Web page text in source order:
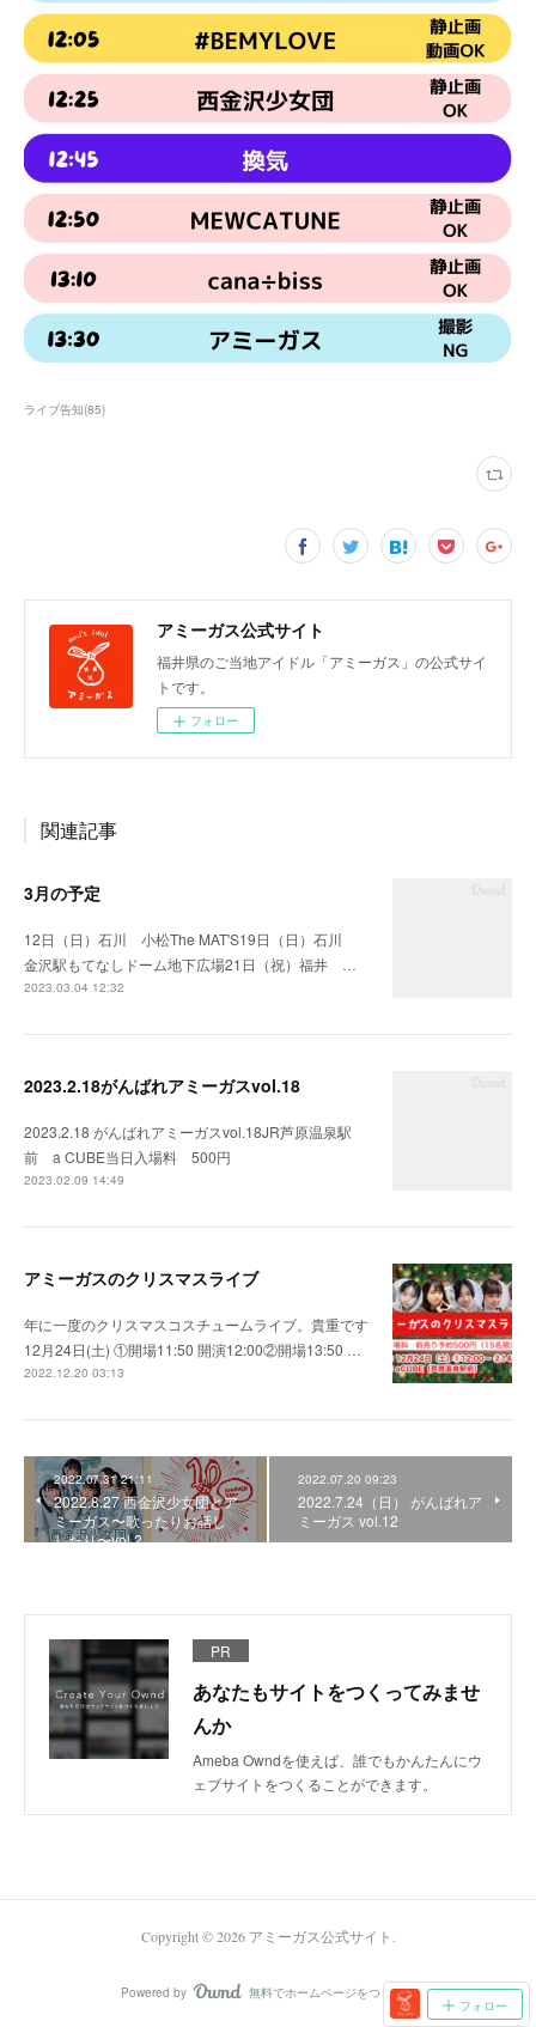
ライブ告知(85)
アミーガス公式サイト
福井県のご当地アイドル「アミーガス」の公式サイ
トです。
フォロー
関連記事
3月の予定
12日（日）石川 小松The MAT'S19日（日）石川
金沢駅もてなしドーム地下広場21日（祝）福井 …
2023.03.04 12:32
2023.2.18がんばれアミーガスvol.18
2023.2.18 がんばれアミーガスvol.18JR芦原温泉駅
前 a CUBE当日入場料 500円
2023.02.09 14:49
アミーガスのクリスマスライブ
年に一度のクリスマスコスチュームライブ。貴重です
12月24日(土) ①開場11:50 開演12:00②開場13:50 …
2022.12.20 03:13
2022.07.31 21:11
2022.8.27 西金沢少女団とア
ミーガス〜歌ったりお話し
したり〜vol.2
2022.07.20 09:23
2022.7.24（日） がんばれア
ミーガス vol.12
PR
あなたもサイトをつくってみませ
んか
Ameba Owndを使えば、誰でもかんたんにウ
ェブサイトをつくることができます。
フォロー
Copyright ©2026 アミーガス公式サイト .
Powered by AmebaOwnd
無料でホームページをつくろう